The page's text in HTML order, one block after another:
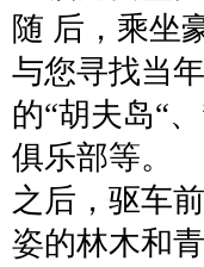
随 后，乘坐
与您寻找当
的“胡夫岛“
俱乐部等。
之后，驱车
姿的林木和